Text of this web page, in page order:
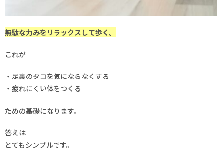
無駄な力みをリラックスして歩く。
これが
・足裏のタコを気にならなくする
・疲れにくい体をつくる
ための基礎になります。
答えは
とてもシンプルです。